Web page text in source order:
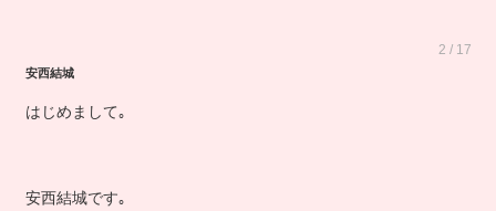
2 / 17
安西結城
はじめまして｡
安西結城です｡